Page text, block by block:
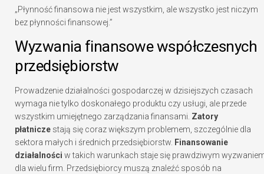
„Płynność finansowa nie jest wszystkim, ale wszystko jest niczym
bez płynności finansowej.”
Wyzwania finansowe współczesnych
przedsiębiorstw
Prowadzenie działalności gospodarczej w dzisiejszych czasach
wymaga nie tylko doskonałego produktu czy usługi, ale przede
wszystkim umiejętnego zarządzania finansami. Zatory
płatnicze stają się coraz większym problemem, szczególnie dla
sektora małych i średnich przedsiębiorstw. Finansowanie
działalności w takich warunkach staje się prawdziwym
dla wielu firm. Przedsiębiorcy muszą znaleźć sposób na